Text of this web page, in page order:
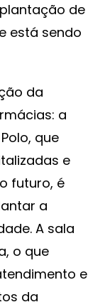
de
está sendo
da
a
que
e
futuro, é
a
A sala
o que
e
da